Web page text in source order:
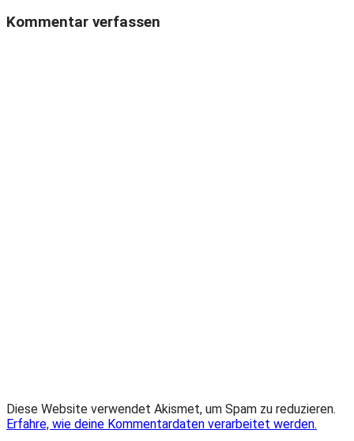
Kommentar verfassen
Diese Website verwendet Akismet, um Spam zu reduzieren.
Erfahre, wie deine Kommentardaten verarbeitet werden.